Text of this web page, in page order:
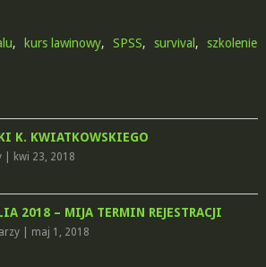
, kurs lawinowy, SPSS, survival ,
szkolenie
K. KWIATKOWSKIEGO
| kwi 23, 2018
2018 – MIJA TERMIN REJESTRACJI
| maj 1, 2018